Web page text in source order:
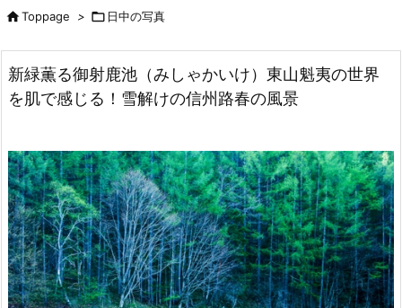
Toppage >  日中の写真
新緑薫る御射鹿池（みしゃかいけ）東山魁夷の世界
を肌で感じる！雪解けの信州路春の風景